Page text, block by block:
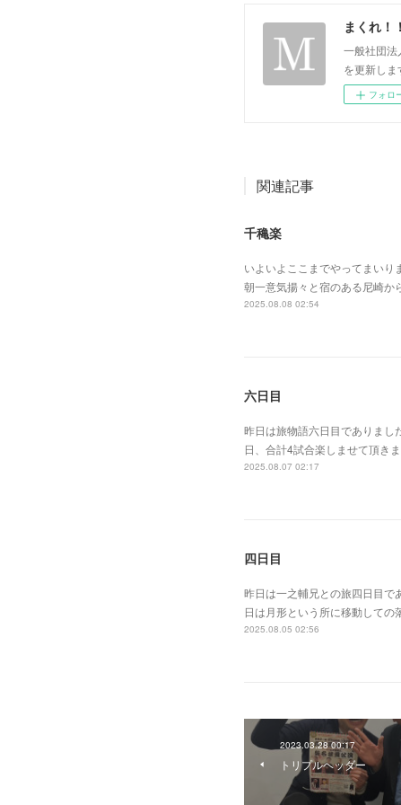
まくれ！
一般社団
を更新し
フォロ
関連記事
千穐楽
いよいよここまでやってまい
朝一意気揚々と宿のある尼崎か
2025.08.08 02:54
六日目
昨日は旅物語六日目でありまし
日、合計4試合楽しませて頂き
2025.08.07 02:17
四日目
昨日は一之輔兄との旅四日目で
日は月形という所に移動して
2025.08.05 02:56
2023.03.28 00:17
トリプルヘッダー